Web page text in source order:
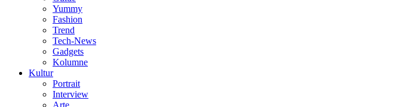
Yummy
Fashion
Trend
Tech-News
Gadgets
Kolumne
Kultur
Portrait
Interview
Arte